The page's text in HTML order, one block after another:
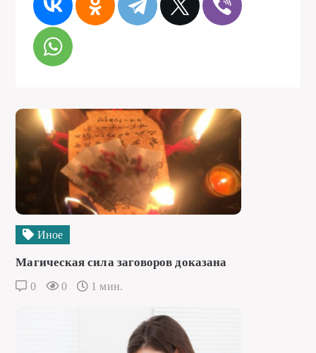
Иное
Магическая сила заговоров доказана
0 0 1 мин.